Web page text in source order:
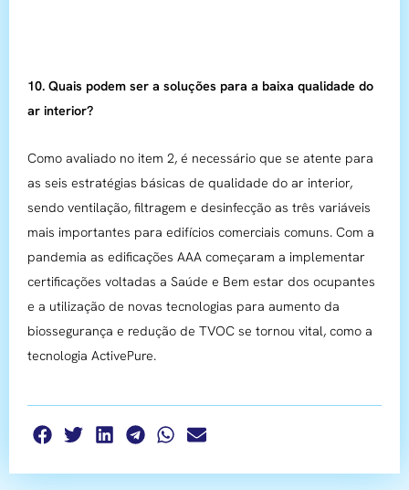
10. Quais podem ser a soluções para a baixa qualidade do
ar interior?
Como avaliado no item 2, é necessário que se atente para
as seis estratégias básicas de qualidade do ar interior,
sendo ventilação, filtragem e desinfecção as três variáveis
mais importantes para edifícios comerciais comuns. Com a
pandemia as edificações AAA começaram a implementar
certificações voltadas a Saúde e Bem estar dos ocupantes
e a utilização de novas tecnologias para aumento da
biossegurança e redução de TVOC se tornou vital, como a
tecnologia ActivePure.